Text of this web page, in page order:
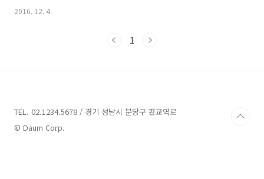
형태의 데이터베이스로서, 관계형 데이터베이스(RDBMS)를 경량화한
진 다른 모든 형태의 DBMS를 칭하 기도 하며, SQL 계열 질의어를 사용
2016. 12. 4.
1
TEL. 02.1234.5678 / 경기 성남시 분당구 판교역로
© Daum Corp.